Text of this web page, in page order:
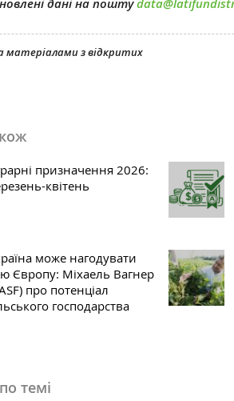
дані на пошту
матеріалами з відкритих
призначення 2026:
квітень
може нагодувати
Європу: Міхаель Вагнер
про потенціал
господарства
темі